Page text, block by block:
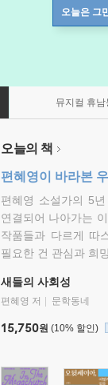
오늘은 그
뮤지컬 휴남
오늘의 책
편혜영이 바라본
편혜영 소설가의 5
연결되어 나아가는
작품들과 다르게 따
필요한 건 관심과 희
새들의 사회성
편혜영 저 문학동네
15,750원 (10% 할인)